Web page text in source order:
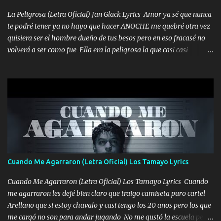
La Peligrosa (Letra Oficial) Jan Glack Lyrics Amor ya sé que nunca
te podré tener ya no hayo que hacer ANOCHE me quebré otra vez
quisiera ser el hombre dueño de tus besos pero en eso fracasé no
volverá a ser como fue Ella era la peligrosa la que casi casi
Música Amar me duele estoy rodeado de mujeres pero solo
quieren billetes y yo que solo ocupo verte Recuerdo echábamos
pasión en la troca tus labios besándome yo quitándote la ropa no
quiero que sea nunca con otra yo quiero llevarte a la Luna y si
quieres en ese momento te pido que seas mi esposa Chingada
madre no quiero dejar de tenerte no ayuda la p'uta loquera y al
chile quisiera ser menos de ti dependiente la pinche tristeza me
encierra princesa tu sabes que nunca saldras de mi mente Ella era
la peligro...
Cuando Me Agarraron (Letra Oficial) Los Tamayo Lyrics
Cuando Me Agarraron (Letra Oficial) Los Tamayo Lyrics Cuando
me agarraron les dejé bien claro que traigo camiseta puro cartel
Arellano que si estoy chavalo y casi tengo los 20 años pero los que
me cargó no son para andar jugando No me gustó la escuela pero